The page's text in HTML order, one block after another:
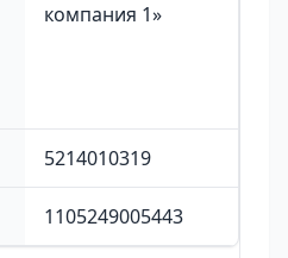
компания 1»
5214010319
1105249005443